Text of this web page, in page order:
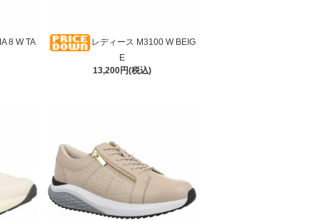
8 W TA
レディース M3100 W BEIG
E
13,200円(税込)